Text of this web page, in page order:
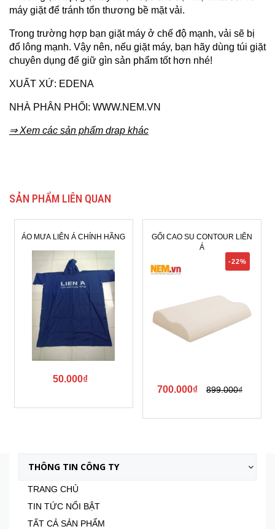
máy giặt để tránh tổn thương bề mặt vải.
Trong trường hợp bạn giặt máy ở chế độ mạnh, vải sẽ bị
đổ lông mạnh. Vậy nên, nếu giặt máy, bạn hãy dùng túi giặt
chuyên dụng để giữ gìn sản phẩm tốt hơn nhé!
XUẤT XỨ: EDENA
NHÀ PHÂN PHỐI: WWW.NEM.VN
⇒ Xem các sản phẩm drap khác
SẢN PHẨM LIÊN QUAN
MƯA LIÊN Á CHÍNH HÃNG
50.000₫
GỐI CAO SU CONTOUR LIÊN
700.000₫ 899.000₫
THÔNG TIN CÔNG TY
TRANG CHỦ
TIN TỨC NỔI BẬT
TẤT CẢ SẢN PHẨM